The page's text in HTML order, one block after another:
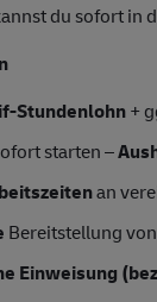
du sofort in
Stundenlohn+
starten –
an
Bereitstellung von
Einweisung